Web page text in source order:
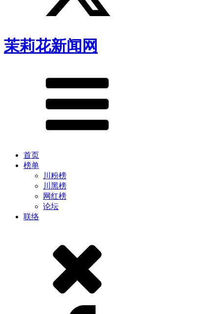
茉莉花新闻网
首页
榜单
川粉榜
川黑榜
网红榜
论坛
联络